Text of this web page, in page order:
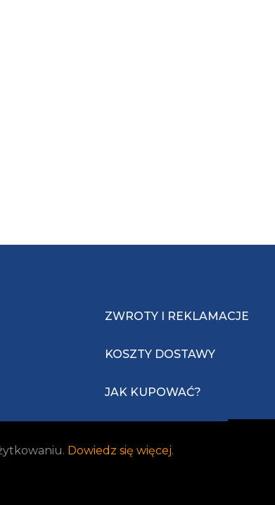
ZWROTY I REKLAMACJE
KOSZTY DOSTAWY
JAK KUPOWAĆ?
Dowiedz się więcej.